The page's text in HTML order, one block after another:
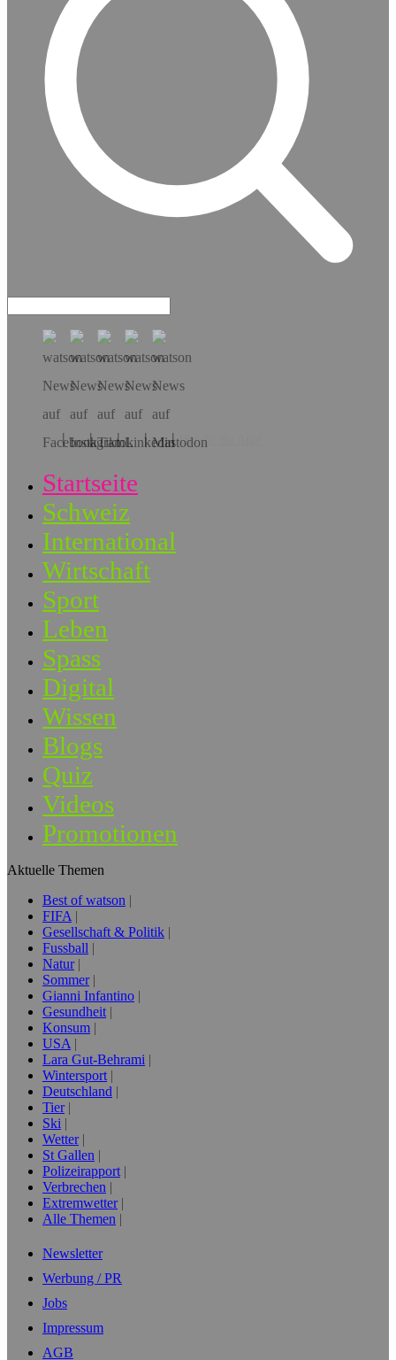
Hol dir die App!
Startseite
Schweiz
International
Wirtschaft
Sport
Leben
Spass
Digital
Wissen
Blogs
Quiz
Videos
Promotionen
Aktuelle Themen
Best of watson
FIFA
Gesellschaft & Politik
Fussball
Natur
Sommer
Gianni Infantino
Gesundheit
Konsum
USA
Lara Gut-Behrami
Wintersport
Deutschland
Tier
Ski
Wetter
St Gallen
Polizeirapport
Verbrechen
Extremwetter
Alle Themen
Newsletter
Werbung / PR
Jobs
Impressum
AGB